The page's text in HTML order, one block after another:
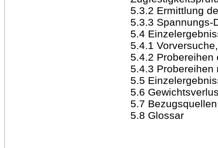
5.3.2 Ermittlung
5.3.3 Spannungs-
5.4
5.4.1
5.4.2 Probereihen
5.4.3 Probereihen
5.5
5.6
5.7 Bezugsquellen
5.8 Glossar